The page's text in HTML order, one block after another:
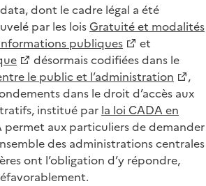
dont le cadre légal a été
par les loisGratuité et modalités
publiques
et
désormais codifiées dans le
le public et l’administration
,
dans le droit d’accès aux
institué par la loi CADA en
permet aux particuliers de demander
des administrations centrales
ont l’obligation d’y répondre,